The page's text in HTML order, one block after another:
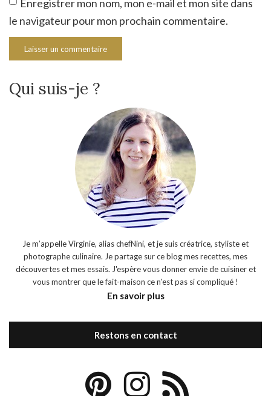
Enregistrer mon nom, mon e-mail et mon site dans
le navigateur pour mon prochain commentaire.
Qui suis-je ?
Je m’appelle Virginie, alias chefNini, et je suis créatrice, styliste et
photographe culinaire. Je partage sur ce blog mes recettes, mes
découvertes et mes essais. J'espère vous donner envie de cuisiner et
vous montrer que le fait-maison ce n'est pas si compliqué !
En savoir plus
Restons en contact